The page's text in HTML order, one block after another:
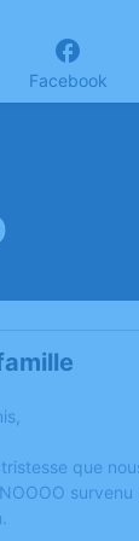
Facebook
que
survenu